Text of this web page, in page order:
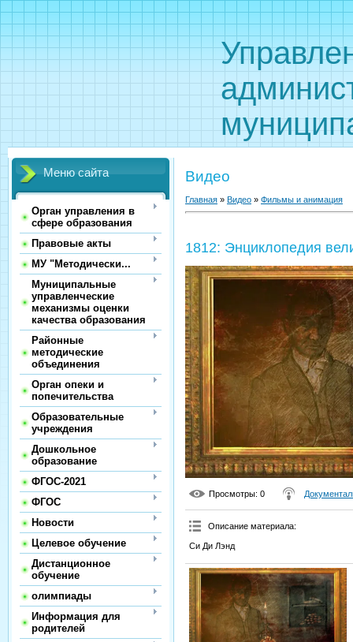
Меню сайта
Орган управления в
сфере образования
Правовые акты
МУ "Методически...
Муниципальные
управленческие
механизмы оценки
качества образования
Районные
методические
объединения
Орган опеки и
попечительства
Образовательные
учреждения
Дошкольное
образование
ФГОС-2021
ФГОС
Новости
Целевое обучение
Дистанционное
обучение
олимпиады
Информация для
родителей
Видео
Главная » Видео » Фильмы и анимация
1812: Энциклопедия
Просмотры: 0
Описание материала:
Си Ди Лэнд